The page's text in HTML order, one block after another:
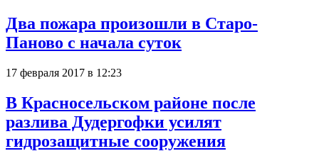
Два пожара произошли в Старо-
Паново с начала суток
17 февраля 2017 в 12:23
В Красносельском районе после
разлива Дудергофки усилят
гидрозащитные сооружения